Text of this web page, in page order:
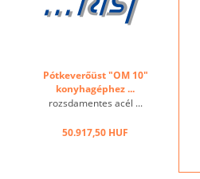
Pótkeverőüst "OM 10"
konyhagéphez ...
rozsdamentes acél ...
50.917,50 HUF